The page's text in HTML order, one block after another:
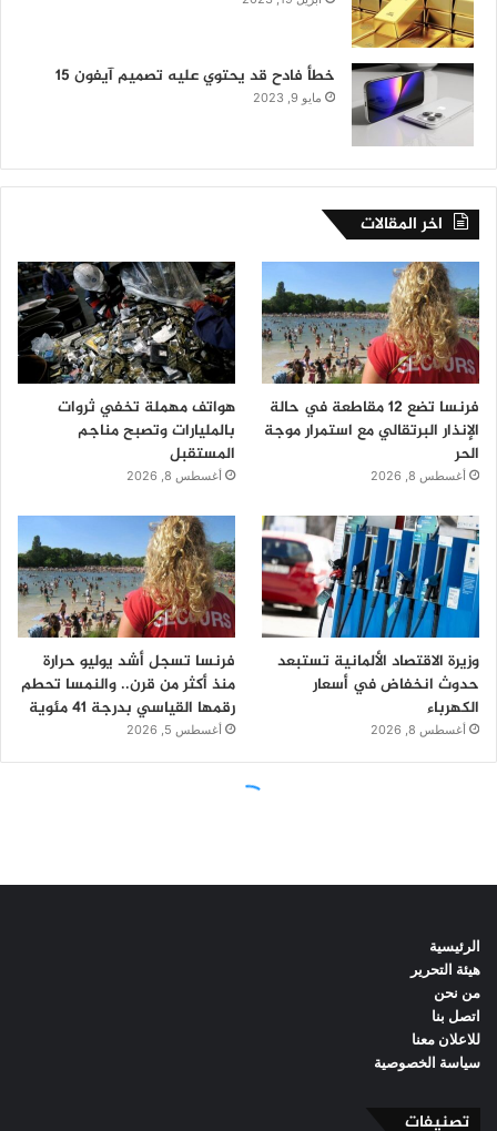
الرئيسية
هيئة التحرير
من نحن
اتصل بنا
للاعلان معنا
سياسة الخصوصية
تصنيفات